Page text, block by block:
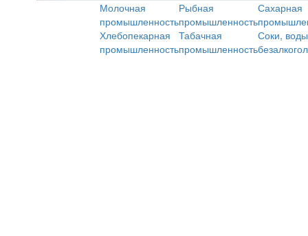
Молочная
промышленность
Рыбная
промышленность
Сахарная
Хлебопекарная
промышленность
Табачная
промышленность
Соки,